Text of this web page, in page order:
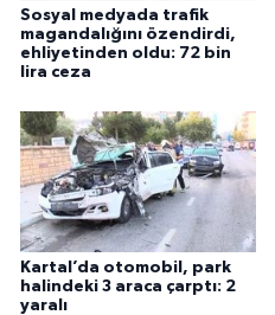
Sosyal medyada trafik
magandalığını özendirdi,
ehliyetinden oldu: 72 bin
lira ceza
Kartal’da otomobil, park
halindeki 3 araca çarptı: 2
yaralı